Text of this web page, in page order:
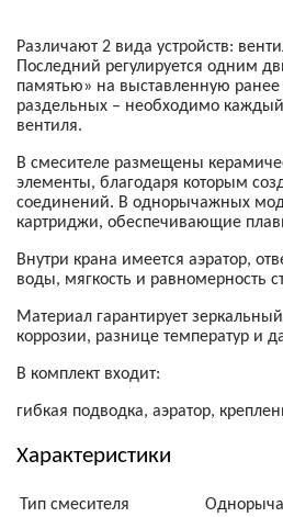
Различают 2 вида устройств:
Последний регулируется одним
памятью» на выставленную ранее
раздельных – необходимо каждый
вентиля.
В смесителе размещены
элементы, благодаря которым
соединений. В однорычажных
картриджи, обеспечивающие
Внутри крана имеется аэратор,
воды, мягкость и равномерность
Материал гарантирует
коррозии, разнице температур и
В комплект входит:
гибкая подводка, аэратор,
Характеристики
Тип смесителя